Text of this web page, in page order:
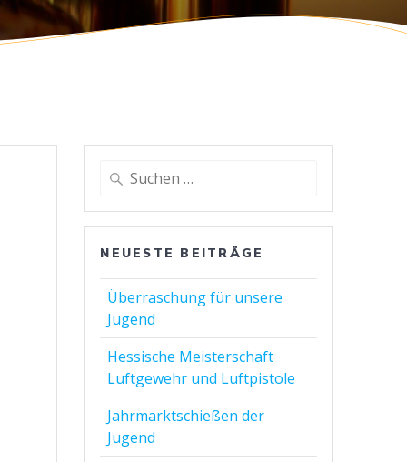
Suchen
NEUESTE BEITRÄGE
Überraschung für unsere
Jugend
Hessische Meisterschaft
Luftgewehr und Luftpistole
Jahrmarktschießen der
Jugend